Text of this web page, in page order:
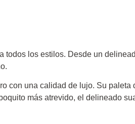
todos los estilos. Desde un
con una calidad de lujo. Su paleta
más atrevido, el delineado